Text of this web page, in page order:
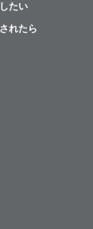
たい
れたら